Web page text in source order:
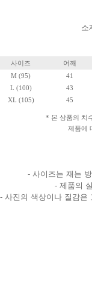
소
사이즈 어깨
M (95)
41
L (100)
43
XL (105)
45
* 본 상품의 치
제품에
- 사이즈는 재는
- 제품의
- 사진의 색상이나 질감은